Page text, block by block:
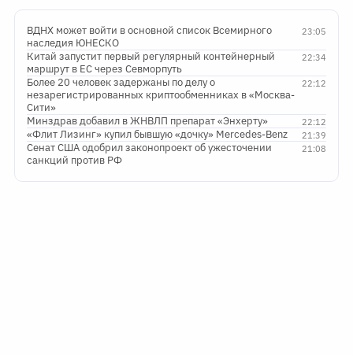
23:05
ВДНХ может войти в основной список Всемирного
наследия ЮНЕСКО
22:34
Китай запустит первый регулярный контейнерный
маршрут в ЕС через Севморпуть
22:12
Более 20 человек задержаны по делу о
незарегистрированных криптообменниках в «Москва-
Сити»
22:12
Минздрав добавил в ЖНВЛП препарат «Энхерту»
21:39
«Флит Лизинг» купил бывшую «дочку» Mercedes-Benz
21:08
Сенат США одобрил законопроект об ужесточении
санкций против РФ